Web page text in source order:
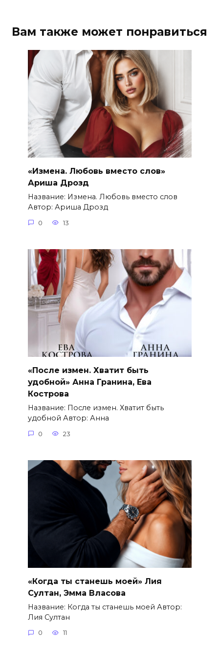
Вам также может понравиться
«Измена. Любовь вместо слов»
Ариша Дрозд
Название: Измена. Любовь вместо слов
Автор: Ариша Дрозд
0 13
«После измен. Хватит быть
удобной» Анна Гранина, Ева
Кострова
Название: После измен. Хватит быть
удобной Автор: Анна
0 23
«Когда ты станешь моей» Лия
Султан, Эмма Власова
Название: Когда ты станешь моей Автор:
Лия Султан
0 11